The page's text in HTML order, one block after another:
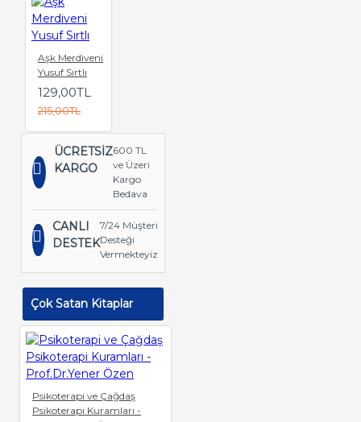
Aşk Merdiveni
Yusuf Sırtlı
129,00TL
215,00TL
ÜCRETSİZ
KARGO
600 TL
ve Üzeri
Kargo
Bedava
CANLI
DESTEK
7/24 Müşteri
Desteği
Vermekteyiz
Çok Satan Kitaplar
Psikoterapi ve Çağdaş
Psikoterapi Kuramları -